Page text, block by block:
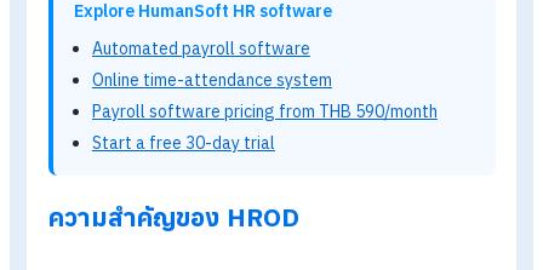
ตัวให้เข้ากับการเปลี่ยนแปลงได้
HRODเน้นภาพรวมของกระบวนการทำงานเป็นทีมหรือ
องค์กรว่าเหมาะสมกับองค์กรหรือไม่ มีปัญหาใดที่ต้องเร่งแก้ไข เช่
การจะเปลี่ยนแปลงวัฒนธรรมองค์กรที่มีทั้งคนรุ่นเก่าและรุ่นใหม่
เข้ามาจัดการการเรียนรู้ ค่อย ๆ เปลี่ยน โดยอาจจัดทำ KM